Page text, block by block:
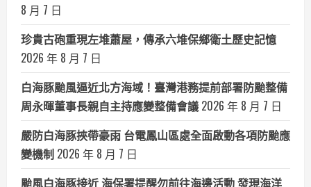
8 月 7 日
珍貴古砲重現左堆蕭屋，傳承六堆保鄉衛土歷史記憶
2026 年 8 月 7 日
白海豚颱風逼近北方海域！臺灣港務提前部署防颱整備
周永暉董事長親自主持應變整備會議 2026 年 8 月 7 日
嚴防白海豚挾帶豪雨 台電鳳山區處全面啟動各項防颱應
變機制 2026 年 8 月 7 日
颱風白海豚接近 海保署提醒勿前往海邊活動 發現海洋